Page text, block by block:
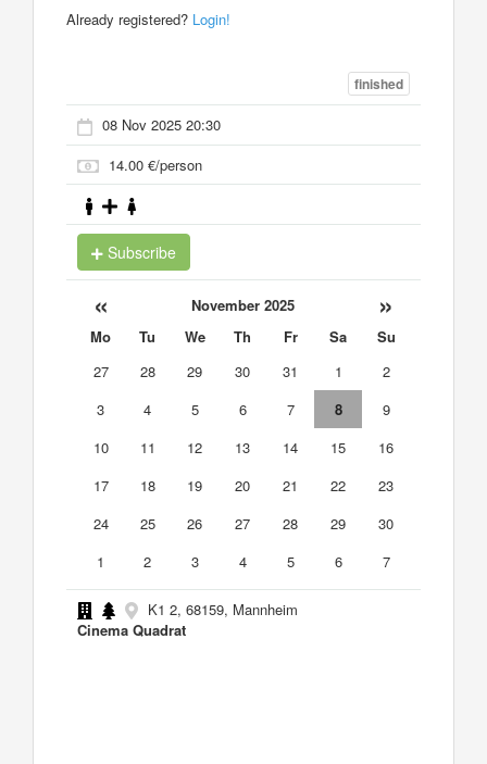
Already registered? Login!
finished
08 Nov 2025 20:30
14.00 €/person
Subscribe
« November 2025 »
Mo Tu We Th Fr Sa
Su
27
28 29 30 31 1
2
3
4 5 6 7 8
9
10
11 12 13 14 15
16
17
18 19 20 21 22
23
24
25 26 27 28 29
30
1
2 3 4 5 6 7
K1 2, 68159, Mannheim
Cinema Quadrat